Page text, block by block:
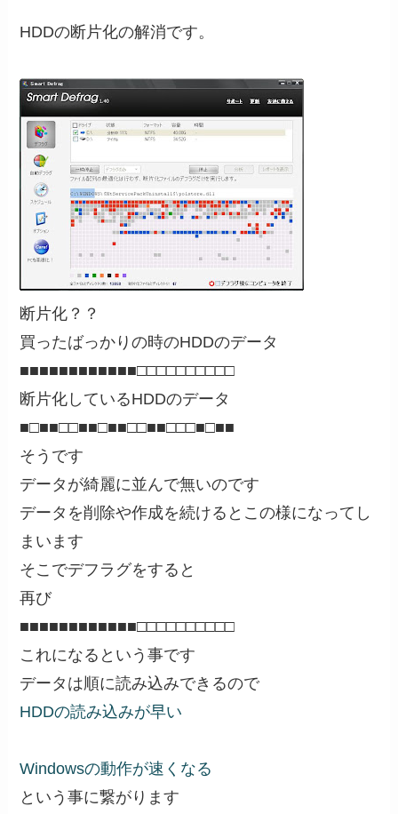
HDDの断片化の解消です。
断片化？？
買ったばっかりの時のHDDのデータ
■■■■■■■■■■■■□□□□□□□□□□
断片化しているHDDのデータ
■□■■□□■■□■■□□■■□□□■□■■
そうです
データが綺麗に並んで無いのです
データを削除や作成を続けるとこの様になってし
まいます
そこでデフラグをすると
再び
■■■■■■■■■■■■□□□□□□□□□□
これになるという事です
データは順に読み込みできるので
HDDの読み込みが早い
Windowsの動作が速くなる
という事に繋がります